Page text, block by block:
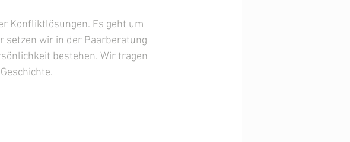
Konfliktlösungen. Es geht um
setzen wir in der Paarberatung
bestehen. Wir tragen